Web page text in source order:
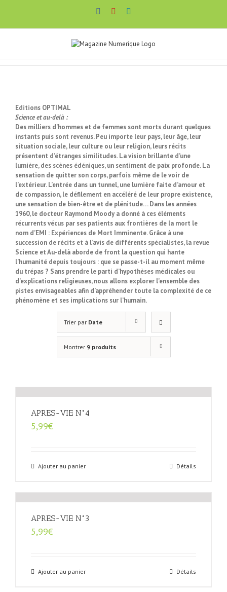
FacebookYouTube
Editions OPTIMAL
Science et au-delà :
Des milliers d’hommes et de femmes sont morts durant quelques
instants puis sont revenus. Peu importe leur pays, leur âge, leur
situation sociale, leur culture ou leur religion, leurs récits
présentent d’étranges similitudes. La vision brillante d’une
lumière, des scènes édéniques, un sentiment de paix profonde. La
sensation de quitter son corps, parfois même de le voir de
l’extérieur. L’entrée dans un tunnel, une lumière faite d’amour et
de compassion, le défilement en accéléré de leur propre existence,
une sensation de bien-être et de plénitude… Dans les années
1960, le docteur Raymond Moody a donné à ces éléments
récurrents vécus par ses patients aux frontières de la mort le
nom d’EMI : Expériences de Mort Imminente. Grâce à une
succession de récits et à l’avis de différents spécialistes, la revue
Science et Au-delà aborde de front la question qui hante
l’humanité depuis toujours : que se passe-t-il au moment même
du trépas ? Sans prendre le parti d’hypothèses médicales ou
d’explications religieuses, nous allons explorer l’ensemble des
pistes envisageables afin d’appréhender toute la complexité de ce
phénomène et ses implications sur l’humain.
Trier par Date
Montrer 9 produits
APRES-VIE N°4
5,99€
Ajouter au panier Détails
APRES-VIE N°3
5,99€
Ajouter au panier Détails